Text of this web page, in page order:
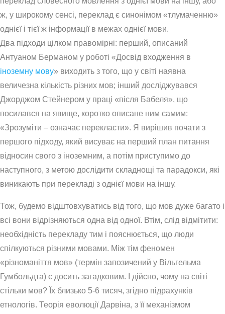
ж, у широкому сенсі, переклад є синонімом «тлумаченню»
однієї і тієї ж інформації в межах однієї мови.
Два підходи цілком правомірні: перший, описаний
Антуаном Берманом у роботі «Досвід входження в
іноземну мову» виходить з того, що у світі наявна
величезна кількість різних мов; інший досліджувався
Джорджом Стейнером у праці «після Бабеля», що
посилався на явище, коротко описане ним самим:
«Зрозуміти – означає перекласти». Я вирішив почати з
першого підходу, який висуває на перший план питання
відносин свого з іноземним, а потім приступимо до
наступного, з метою дослідити складнощі та парадокси, які
виникають при перекладі з однієї мови на іншу.
Тож, будемо відштовхуватись від того, що мов дуже багато і
всі вони відрізняються одна від одної. Втім, слід відмітити:
необхідність перекладу тим і пояснюється, що люди
спілкуються різними мовами. Між тім феномен
«різноманіття мов» (термін запозичений у Вільгельма
Гумбольдта) є досить загадковим. І дійсно, чому на світі
стільки мов? Їх близько 5-6 тисяч, згідно підрахунків
етнологів. Теорія еволюції Дарвіна, з її механізмом